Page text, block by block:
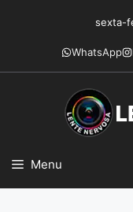
conteúdo
sexta-
WhatsApp
Menu